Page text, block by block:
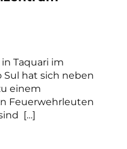
Taquari im
Sul hat sich neben
einem
Feuerwehrleuten
[…]